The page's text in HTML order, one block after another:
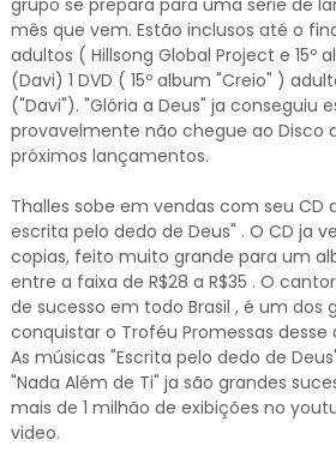
grupo se prepara para uma série de
mês que vem. Estão inclusos até o
adultos ( Hillsong Global Project e 15º
(Davi) 1 DVD ( 15º album "Creio" )
("Davi"). "Glória a Deus" ja conseguiu
provavelmente não chegue ao Disco
próximos lançamentos.
Thalles sobe em vendas com seu CD
escrita pelo dedo de Deus" . O CD ja
copias, feito muito grande para um
entre a faixa de R$28 a R$35 . O
de sucesso em todo Brasil , é um dos
conquistar o Troféu Promessas desse
As músicas "Escrita pelo dedo de
"Nada Além de Ti" ja são grandes
mais de 1 milhão de exibições no
video.